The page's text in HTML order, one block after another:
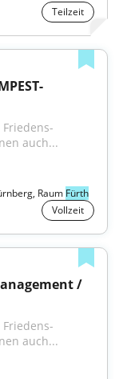
Teilzeit
Friedens­
auch...
Raum Fürth
Vollzeit
/
Friedens­
auch...